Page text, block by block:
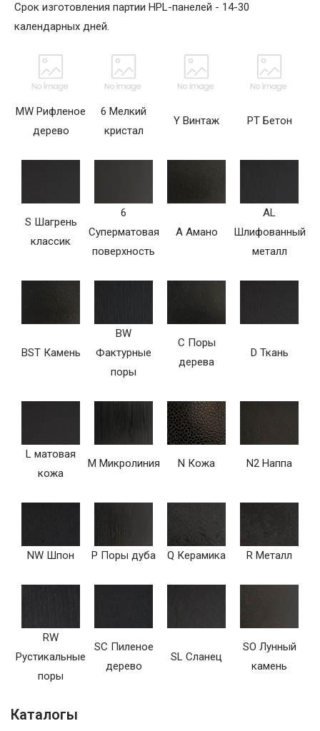
Срок изготовления партии HPL-панелей - 14-30
календарных дней.
MW Рифленое
дерево
6 Мелкий
кристал
Y Винтаж PT Бетон
S Шагрень
классик
6
Суперматовая
поверхность
A Амано
AL
Шлифованный
металл
BST Камень
BW
Фактурные
поры
C Поры
дерева
D Ткань
L матовая
кожа
M Микролиния N Кожа N2 Наппа
NW Шпон P Поры дуба Q Керамика R Металл
RW
Рустикальные
поры
SC Пиленое
дерево
SL Сланец
SO Лунный
камень
Каталогы